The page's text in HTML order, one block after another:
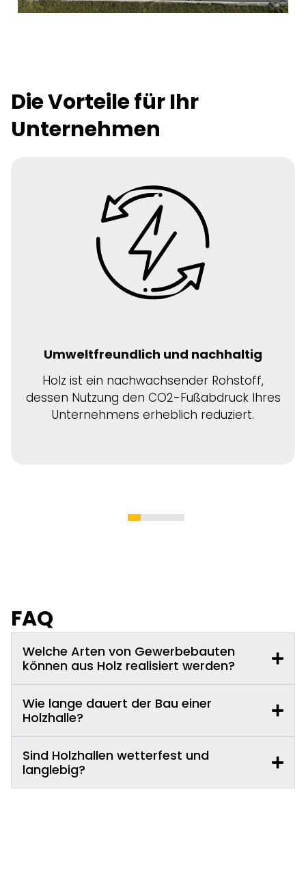
Die Vorteile für Ihr
Unternehmen
Umweltfreundlich und nachhaltig
Holz ist ein nachwachsender Rohstoff,
dessen Nutzung den CO2-Fußabdruck Ihres
Unternehmens erheblich reduziert.
FAQ
Welche Arten von Gewerbebauten
können aus Holz realisiert werden?
Wie lange dauert der Bau einer
Holzhalle?
Sind Holzhallen wetterfest und
langlebig?